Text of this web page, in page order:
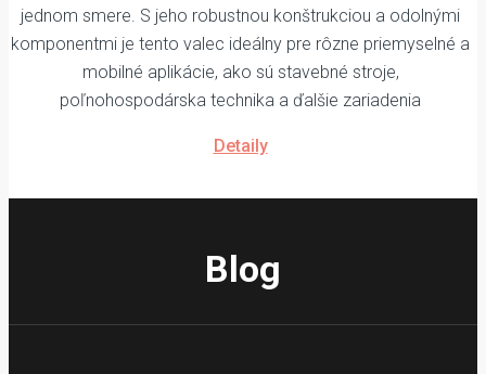
jednom smere. S jeho robustnou konštrukciou a odolnými
komponentmi je tento valec ideálny pre rôzne priemyselné a
mobilné aplikácie, ako sú stavebné stroje,
poľnohospodárska technika a ďalšie zariadenia
Detaily
Blog